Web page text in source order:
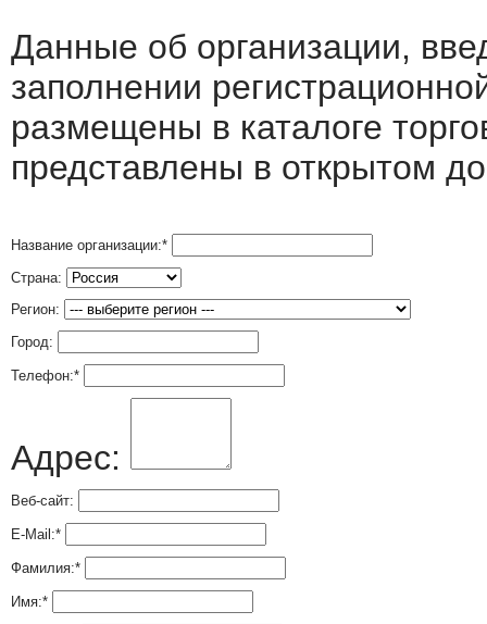
Данные об организации,
заполнении
размещены в каталоге
представлены в открытом
Название организации:*
Страна:
Регион:
Город:
Телефон:*
Адрес:
Веб-сайт:
E-Mail:*
Фамилия:*
Имя:*